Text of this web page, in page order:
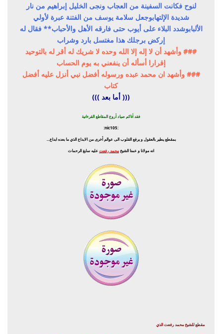
لنوح فكانت السفينة من العجاب ونجى الخليل إبراهيم من نار
شديدة الإلتهابوجعل سلامة يوسف من الفتنة عبرة لأولي
الألبابوشدد البلاء على أيوب حتى فارقه الأهل والأحباب** فقال له
إركض برجلك هذا مغتسل بارد وشراب
### وأشهد أن لا إله إلا الله وحده لا شريك له أقر له بالتوحيد
إقرارا أسأله أن ينفعني به يوم الحساب
### وأشهد ان محمد عبده ورسوله أفضل نبي أنزل عليه أفضل
كتاب
((( أما بعد )))
فقد أتاكم صياد أروع المقاطع القرءانية
:nic105:
بمقطع يطير بالعقول و يرفع القلوب الى عوالم أخرى من الابداع الذي ما بعده ابداع...
انه مولانا و عمنا الشيخمحمد رفعتعليه سابغ الرحمات
مقطع للشيخ محمد رفعت الذي